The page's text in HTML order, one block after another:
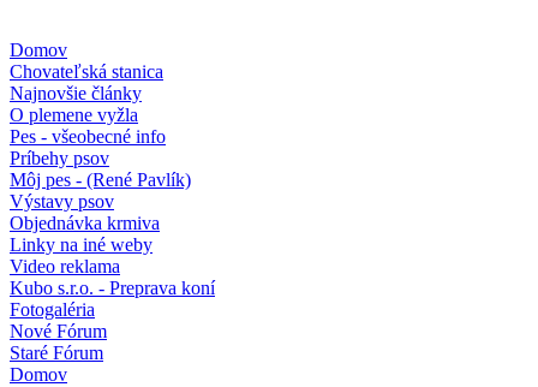
Domov
Chovateľská stanica
Najnovšie články
O plemene vyžla
Pes - všeobecné info
Príbehy psov
Môj pes - (René Pavlík)
Výstavy psov
Objednávka krmiva
Linky na iné weby
Video reklama
Kubo s.r.o. - Preprava koní
Fotogaléria
Nové Fórum
Staré Fórum
Domov